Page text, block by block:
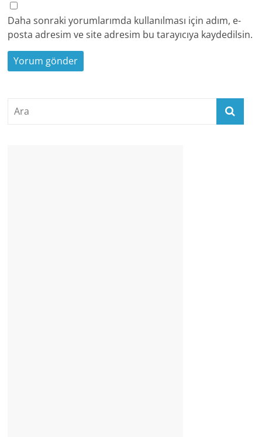
Daha sonraki yorumlarımda kullanılması için adım, e-
posta adresim ve site adresim bu tarayıcıya kaydedilsin.